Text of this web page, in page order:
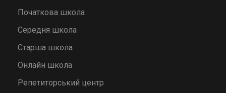
Початкова школа
Середня школа
Старша школа
Онлайн школа
Репетиторський центр